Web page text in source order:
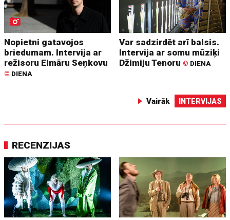
Nopietni gatavojos
briedumam. Intervija ar
režisoru Elmāru Seņkovu
© DIENA
Var sadzirdēt arī balsis.
Intervija ar somu mūziķi
Džimiju Tenoru © DIENA
Vairāk INTERVIJAS
RECENZIJAS